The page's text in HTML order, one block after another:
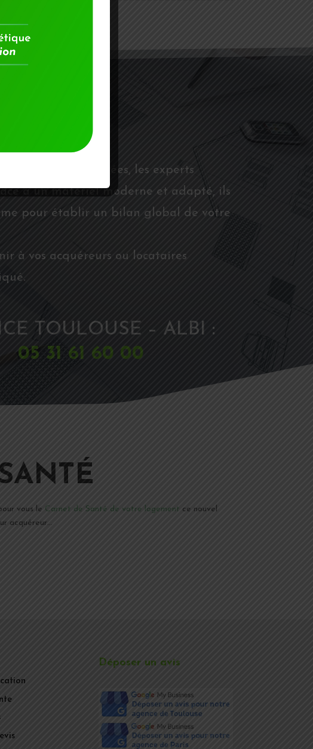
et Midi-Pyrénées, les experts
à un matériel moderne et adapté, ils
pour établir un bilan global de votre
à vos acquéreurs ou locataires
TOULOUSE – ALBI :
05 31 61 60 00
vous le Carnet de Santé de votre logement ce nouvel
acquéreur…
Déposer un avis